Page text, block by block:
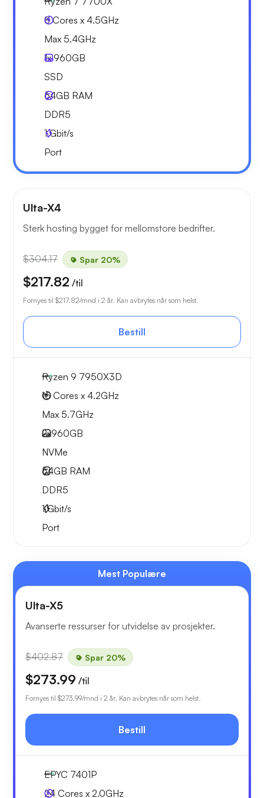
8 Cores x 4.5GHz
Max 5.4GHz
1x960GB
SSD
64GB RAM
DDR5
1Gbit/s
Port
Ulta-X4
Sterk hosting bygget for mellomstore bedrifter.
$304.17 Spar 20%
$217.82 /til
Fornyes til $217.82/mnd i 2 år. Kan avbrytes når som helst.
Bestill
Ryzen 9 7950X3D
16 Cores x 4.2GHz
Max 5.7GHz
2x960GB
NVMe
64GB RAM
DDR5
1Gbit/s
Port
Mest Populære
Ulta-X5
Avanserte ressurser for utvidelse av prosjekter.
$402.87 Spar 20%
$273.99 /til
Fornyes til $273.99/mnd i 2 år. Kan avbrytes når som helst.
Bestill
EPYC 7401P
24 Cores x 2.0GHz